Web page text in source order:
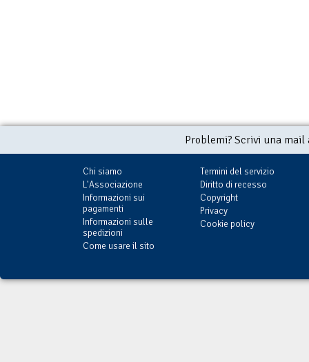
Problemi? Scrivi una
Chi siamo
L'Associazione
Informazioni sui
pagamenti
Informazioni sulle
spedizioni
Come usare il sito
Termini del servizio
Diritto di recesso
Copyright
Privacy
Cookie policy